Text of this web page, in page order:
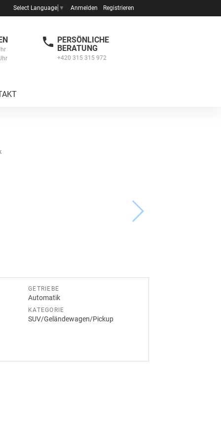
Anmelden Registrieren
Select Language ▼
PERSÖNLICHE
BERATUNG
+420 315 315 972
GETRIEBE
Automatik
KATEGORIE
SUV/Geländewagen/Pickup